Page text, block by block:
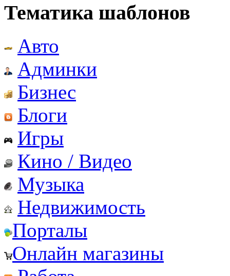
Тематика шаблонов
Авто
Админки
Бизнес
Блоги
Игры
Кино / Видео
Музыка
Недвижимость
Порталы
Онлайн магазины